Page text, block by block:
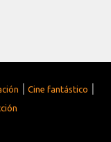
| Cine fantástico |